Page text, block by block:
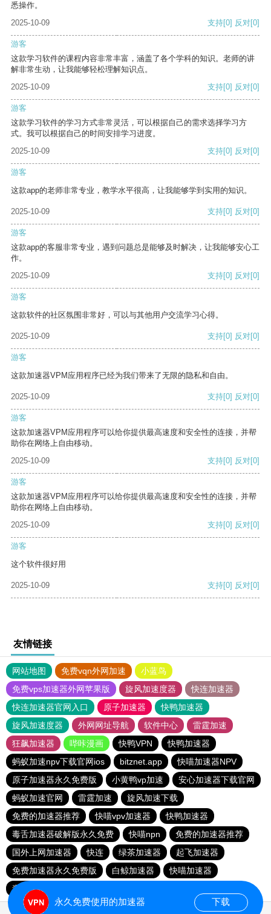
悉操作。
2025-10-09
支持[0] 反对[0]
游客
这款学习软件的课程内容非常丰富，涵盖了各个学科的知识。老师的讲
解非常生动，让我能够轻松理解知识点。
2025-10-09
支持[0] 反对[0]
游客
这款学习软件的学习方式非常灵活，可以根据自己的需求选择学习方
式。我可以根据自己的时间安排学习进度。
2025-10-09
支持[0] 反对[0]
游客
这款app的老师非常专业，教学水平很高，让我能够学到实用的知识。
2025-10-09 支持[0] 反对[0]
游客
这款app的客服非常专业，遇到问题总是能够及时解决，让我能够安心工
作。
2025-10-09
支持[0] 反对[0]
游客
这款软件的社区氛围非常好，可以与其他用户交流学习心得。
2025-10-09 支持[0] 反对[0]
游客
这款加速器VPM应用程序已经为我们带来了无限的隐私和自由。
2025-10-09 支持[0] 反对[0]
游客
这款加速器VPM应用程序可以给你提供最高速度和安全性的连接，并帮
助你在网络上自由移动。
2025-10-09
支持[0] 反对[0]
游客
这款加速器VPM应用程序可以给你提供最高速度和安全性的连接，并帮
助你在网络上自由移动。
2025-10-09
支持[0] 反对[0]
游客
这个软件很好用
2025-10-09 支持[0] 反对[0]
友情链接
网站地图 免费vqn外网加速
小蓝鸟
免费vps加速器外网苹果版
旋风加速度器
快连加速器
快连加速器官网入口
原子加速器
快鸭加速器
旋风加速度器
外网网址导航 软件中心
雷霆加速
狂飙加速器
哔咔漫画 快鸭VPN
快鸭加速器
蚂蚁加速npv下载官网ios
bitznet.app
快喵加速器NPV
原子加速器永久免费版
小黄鸭vp加速
安心加速器下载官网
蚂蚁加速官网
雷霆加速
旋风加速下载
免费的加速器推荐
快喵vpv加速器
快鸭加速器
毒舌加速器破解版永久免费
快喵npn
免费的加速器推荐
国外上网加速器
快连 绿茶加速器
起飞加速器
免费加速器永久免费版
白鲸加速器
快喵加速器
毒舌加速器破解版永久免费
永久免费使用的加速器 下载